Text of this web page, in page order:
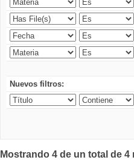
Nuevos filtros:
Mostrando 4 de un total de